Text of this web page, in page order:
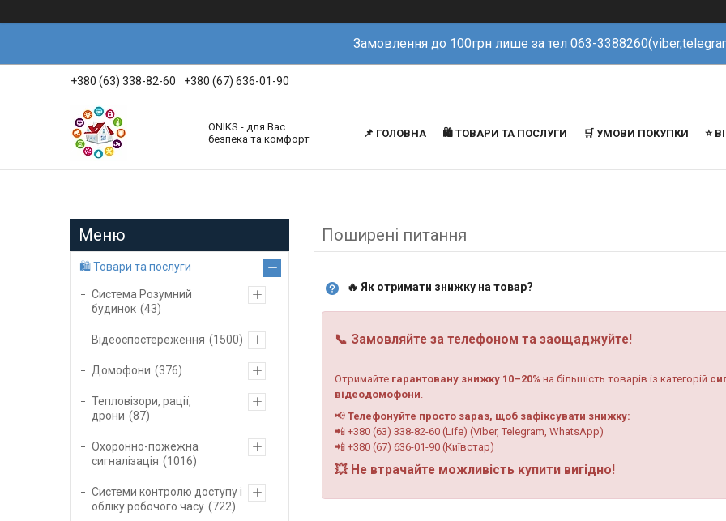
Замовлення до 100грн лише за тел 063-
+380 (63) 338-82-60 +380 (67) 636-01-90
ONIKS - для Вас
безпека та комфорт
📌 ГОЛОВНА 🛍️ ТОВАРИ ТА ПОСЛУГИ 🛒 УМОВИ ПОКУПКИ ⭐️
Поширені питання
🔥 Як отримати знижку на товар?
📞 Замовляйте за телефоном та заощаджуйте!
Отримайте гарантовану знижку 10–20% на більшість товарів із категорій
відеодомофони
📢 Телефонуйте просто зараз, щоб зафіксувати знижку:
📲 +380 (63) 338-82-60 (Life) (Viber, Telegram, WhatsApp)
📲 +380 (67) 636-01-90 (Київстар)
💥 Не втрачайте можливість купити вигідно!
🛍️ Товари та послуги
Система Розумний
будинок
43
Відеоспостереження 1500
Домофони 376
Тепловізори, рації,
дрони
87
Охоронно-пожежна
сигналізація
1016
Системи контролю доступу і
обліку робочого часу
722